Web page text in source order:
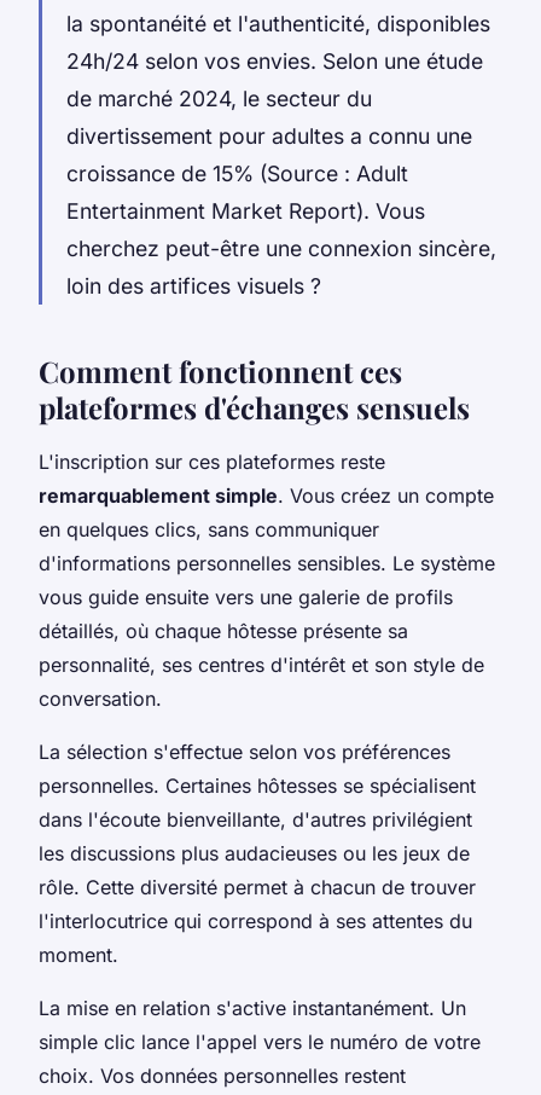
la spontanéité et l'authenticité, disponibles
24h/24 selon vos envies. Selon une étude
de marché 2024, le secteur du
divertissement pour adultes a connu une
croissance de 15% (Source : Adult
Entertainment Market Report). Vous
cherchez peut-être une connexion sincère,
loin des artifices visuels ?
Comment fonctionnent ces
plateformes d'échanges sensuels
L'inscription sur ces plateformes reste
remarquablement simple. Vous créez un compte
en quelques clics, sans communiquer
d'informations personnelles sensibles. Le système
vous guide ensuite vers une galerie de profils
détaillés, où chaque hôtesse présente sa
personnalité, ses centres d'intérêt et son style de
conversation.
La sélection s'effectue selon vos préférences
personnelles. Certaines hôtesses se spécialisent
dans l'écoute bienveillante, d'autres privilégient
les discussions plus audacieuses ou les jeux de
rôle. Cette diversité permet à chacun de trouver
l'interlocutrice qui correspond à ses attentes du
moment.
La mise en relation s'active instantanément. Un
simple clic lance l'appel vers le numéro de votre
choix. Vos données personnelles restent